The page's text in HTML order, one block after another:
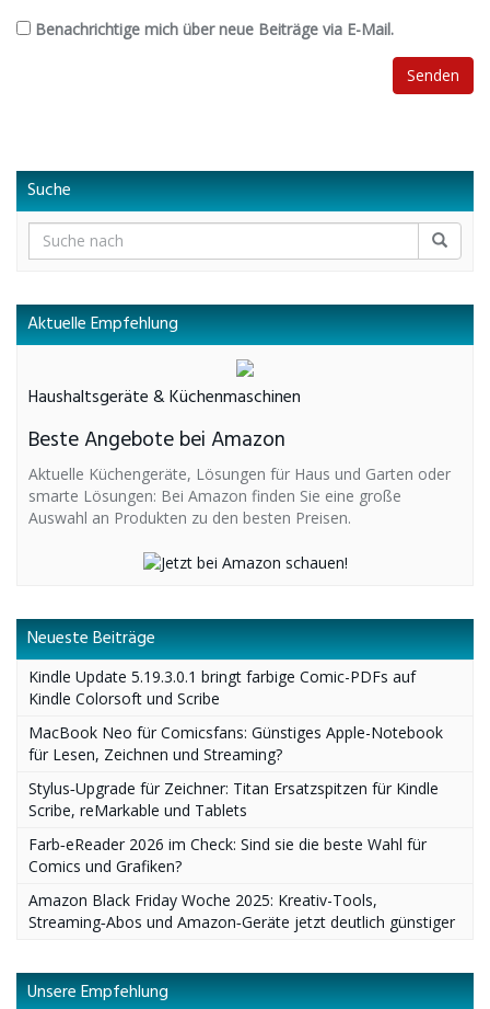
Benachrichtige mich über neue Beiträge via E-Mail.
Suche
Aktuelle Empfehlung
Haushaltsgeräte & Küchenmaschinen
Beste Angebote bei Amazon
Aktuelle Küchengeräte, Lösungen für Haus und Garten oder
smarte Lösungen: Bei Amazon finden Sie eine große
Auswahl an Produkten zu den besten Preisen.
Neueste Beiträge
Kindle Update 5.19.3.0.1 bringt farbige Comic-PDFs auf
Kindle Colorsoft und Scribe
MacBook Neo für Comicsfans: Günstiges Apple-Notebook
für Lesen, Zeichnen und Streaming?
Stylus‑Upgrade für Zeichner: Titan Ersatzspitzen für Kindle
Scribe, reMarkable und Tablets
Farb‑eReader 2026 im Check: Sind sie die beste Wahl für
Comics und Grafiken?
Amazon Black Friday Woche 2025: Kreativ-Tools,
Streaming‑Abos und Amazon‑Geräte jetzt deutlich günstiger
Unsere Empfehlung